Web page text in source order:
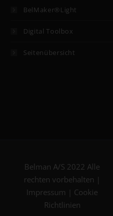
BelMaker®Light
Digital Toolbox
Seitenübersicht
Belman A/S 2022 Alle
rechten vorbehalten |
Impressum
Cookie
Richtlinien